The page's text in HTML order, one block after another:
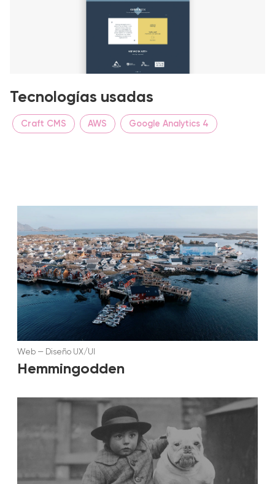
Tecnologías usadas
Craft CMS AWS Google Analytics 4
Web — Diseño UX/UI
Hemmingodden